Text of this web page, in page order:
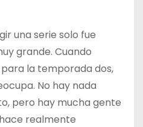
una serie solo fue
grande. Cuando
la temporada dos,
No hay nada
pero hay mucha gente
realmente